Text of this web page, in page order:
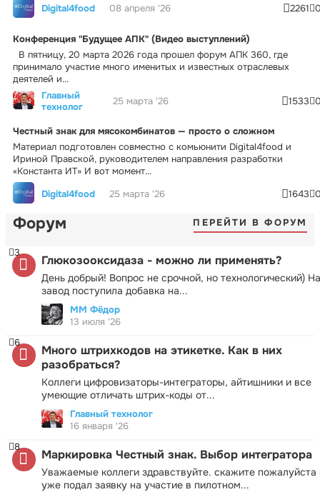
Digital4food
08 апреля '26 2261
Конференция "Будущее АПК" (Видео выступлений)
В пятницу, 20 марта 2026 года прошел форум АПК 360, где
принимало участие много именитых и известных отраслевых
деятелей и...
Главный
технолог
25 марта '26 1533
Честный знак для мясокомбинатов — просто о сложном
Материал подготовлен совместно с комьюнити Digital4food и
Ириной Правской, руководителем направления разработки
«Константа ИТ» И вот момент...
Digital4food
25 марта '26 1643
Форум ПЕРЕЙТИ В ФОРУМ
Глюкозооксидаза - можно ли применять?
День добрый! Вопрос не срочной, но технологический) На
завод поступила добавка на...
3
ММ Фёдор
13 июля '26
Много штрихкодов на этикетке. Как в них
разобраться?
Коллеги цифровизаторы-интеграторы, айтишники и все
умеющие отличать штрих-коды от...
6
Главный технолог
16 января '26
Маркировка Честный знак. Выбор интегратора
Уважаемые коллеги здравствуйте. скажите пожалуйста
уже подал заявку на участие в пилотном...
8